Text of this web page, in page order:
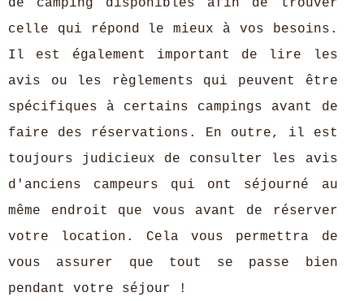
de camping disponibles afin de trouver
celle qui répond le mieux à vos besoins.
Il est également important de lire les
avis ou les règlements qui peuvent être
spécifiques à certains campings avant de
faire des réservations. En outre, il est
toujours judicieux de consulter les avis
d'anciens campeurs qui ont séjourné au
même endroit que vous avant de réserver
votre location. Cela vous permettra de
vous assurer que tout se passe bien
pendant votre séjour !